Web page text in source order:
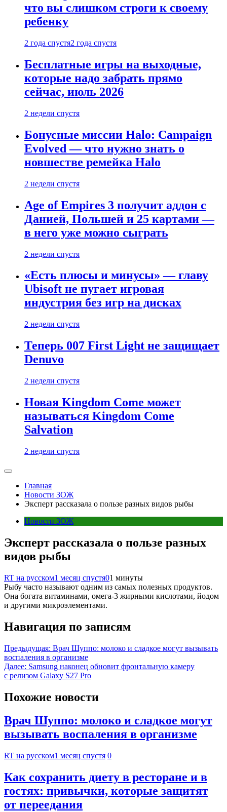
что вы слишком строги к своему
ребенку
2 года спустя2 года спустя
Бесплатные игры на выходные,
которые надо забрать прямо
сейчас, июль 2026
2 недели спустя
Бонусные миссии Halo: Campaign
Evolved — что нужно знать о
новшестве ремейка Halo
2 недели спустя
Age of Empires 3 получит аддон с
Данией, Польшей и 25 картами —
в него уже можно сыграть
2 недели спустя
«Есть плюсы и минусы» — главу
Ubisoft не пугает игровая
индустрия без игр на дисках
2 недели спустя
Теперь 007 First Light не защищает
Denuvo
2 недели спустя
Новая Kingdom Come может
называться Kingdom Come
Salvation
2 недели спустя
Главная
Новости ЗОЖ
Эксперт рассказала о пользе разных видов рыбы
Новости ЗОЖ
Эксперт рассказала о пользе разных
видов рыбы
RT на русском1 месяц спустя01 минуты
Рыбу часто называют одним из самых полезных продуктов.
Она богата витаминами, омега-3 жирными кислотами, йодом
и другими микроэлементами.
Навигация по записям
Предыдущая: Врач Шуппо: молоко и сладкое могут вызывать
воспаления в организме
Далее: Samsung наконец обновит фронтальную камеру
с релизом Galaxy S27 Pro
Похожие новости
Врач Шуппо: молоко и сладкое могут
вызывать воспаления в организме
RT на русском1 месяц спустя 0
Как сохранить диету в ресторане и в
гостях: привычки, которые защитят
от переедания